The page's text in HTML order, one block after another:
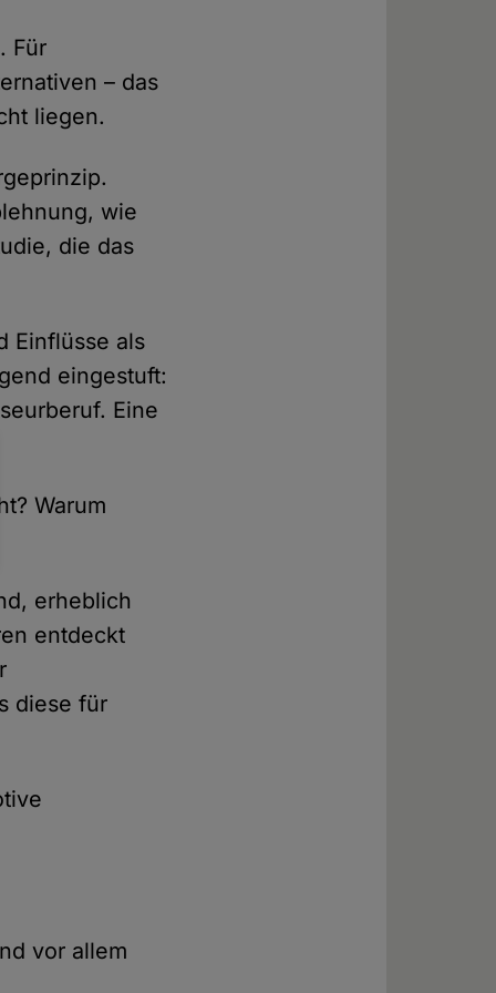
Für
– das
liegen.
wie
die das
Einflüsse als
eingestuft:
Eine
Warum
erheblich
entdeckt
diese für
vor allem